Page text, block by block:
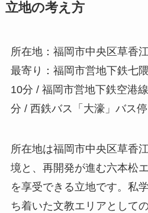
立地の考え方
所在地：福岡市中央区草香
最寄り：福岡市営地下鉄七
10分 / 福岡市営地下鉄空港
分 / 西鉄バス「大濠」バス
所在地は福岡市中央区草香
境と、再開発が進む六本松
を享受できる立地です。私
ち着いた文教エリアとして